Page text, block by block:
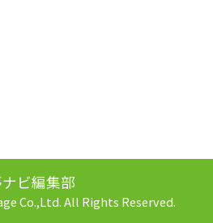
ビ編集部
Co.,Ltd. All Rights Reserved.